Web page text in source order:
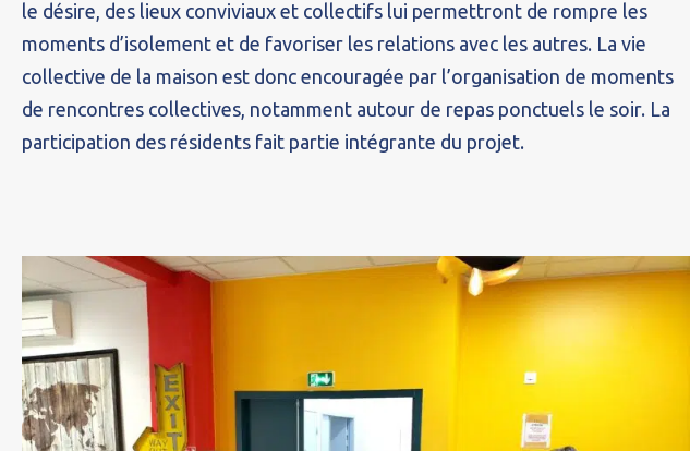
le désire, des lieux conviviaux et collectifs lui permettront de rompre les
moments d’isolement et de favoriser les relations avec les autres. La vie
collective de la maison est donc encouragée par l’organisation de moments
de rencontres collectives, notamment autour de repas ponctuels le soir. La
participation des résidents fait partie intégrante du projet.